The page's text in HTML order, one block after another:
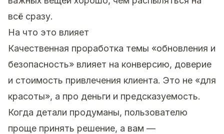
всё сразу.
На что это влияет
Качественная проработка темы «обновления и
безопасность» влияет на конверсию, доверие
и стоимость привлечения клиента. Это не «для
красоты», а про деньги и предсказуемость.
Когда детали продуманы, пользователю
проще принять решение, а вам —